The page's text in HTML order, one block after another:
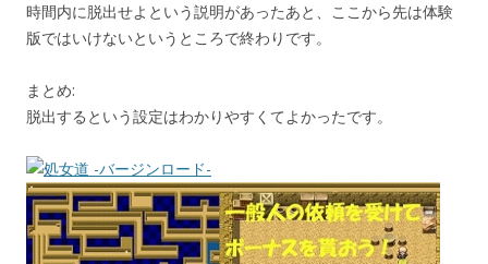
時間内に脱出せよという説明があったあと、ここから先は体験
版ではいけないというところで終わりです。
まとめ:
脱出するという設定はわかりやすくてよかったです。